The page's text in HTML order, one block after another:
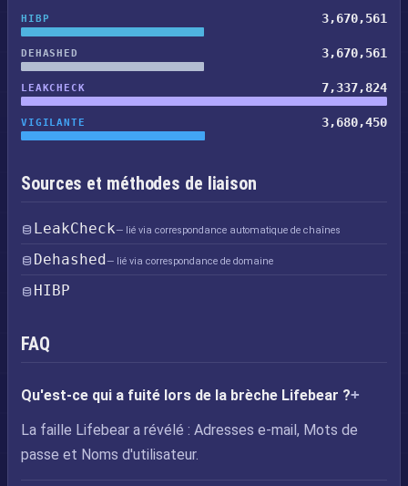
HIBP 3,670,561
DEHASHED 3,670,561
LEAKCHECK 7,337,824
VIGILANTE 3,680,450
Sources et méthodes de liaison
LeakCheck— lié via correspondance automatique de chaînes
Dehashed— lié via correspondance de domaine
HIBP
FAQ
Qu'est-ce qui a fuité lors de la brèche Lifebear ?
La faille Lifebear a révélé : Adresses e-mail, Mots de
passe et Noms d'utilisateur.